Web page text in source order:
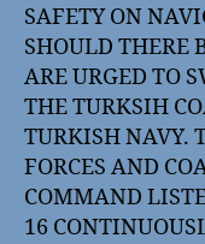
SAFETY ON
SHOULD THERE
ARE URGED TO
THE TURKSIH
TURKISH NAVY.
FORCES AND
COMMAND
16